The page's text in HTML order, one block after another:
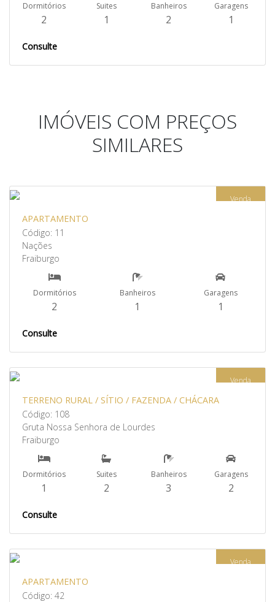
Dormitórios
2
Suites
1
Banheiros
2
Garagens
1
Consulte
IMÓVEIS COM PREÇOS
SIMILARES
Venda
APARTAMENTO
Código: 11
Nações
Fraiburgo
Dormitórios
2
Banheiros
1
Garagens
1
Consulte
Venda
TERRENO RURAL / SÍTIO / FAZENDA / CHÁCARA
Código: 108
Gruta Nossa Senhora de Lourdes
Fraiburgo
Dormitórios
1
Suites
2
Banheiros
3
Garagens
2
Consulte
Venda
APARTAMENTO
Código: 42